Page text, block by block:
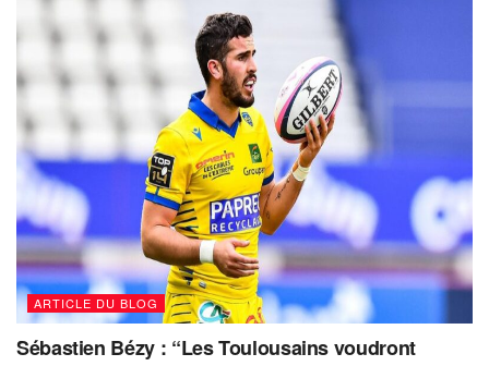
ARTICLE DU BLOG
Sébastien Bézy : “Les Toulousains voudront